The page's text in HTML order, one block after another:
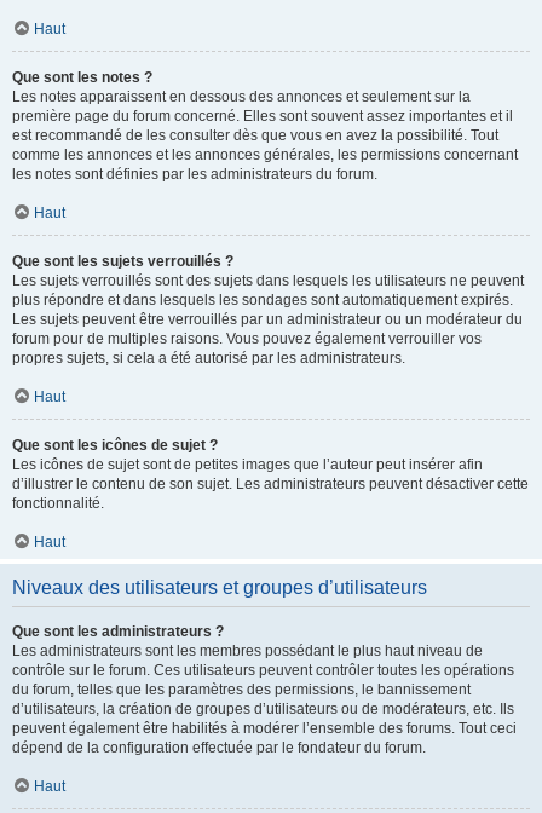
Haut
Que sont les notes ?
Les notes apparaissent en dessous des annonces et seulement sur la
première page du forum concerné. Elles sont souvent assez importantes et il
est recommandé de les consulter dès que vous en avez la possibilité. Tout
comme les annonces et les annonces générales, les permissions concernant
les notes sont définies par les administrateurs du forum.
Haut
Que sont les sujets verrouillés ?
Les sujets verrouillés sont des sujets dans lesquels les utilisateurs ne peuvent
plus répondre et dans lesquels les sondages sont automatiquement expirés.
Les sujets peuvent être verrouillés par un administrateur ou un modérateur du
forum pour de multiples raisons. Vous pouvez également verrouiller vos
propres sujets, si cela a été autorisé par les administrateurs.
Haut
Que sont les icônes de sujet ?
Les icônes de sujet sont de petites images que l’auteur peut insérer afin
d’illustrer le contenu de son sujet. Les administrateurs peuvent désactiver cette
fonctionnalité.
Haut
Niveaux des utilisateurs et groupes d’utilisateurs
Que sont les administrateurs ?
Les administrateurs sont les membres possédant le plus haut niveau de
contrôle sur le forum. Ces utilisateurs peuvent contrôler toutes les opérations
du forum, telles que les paramètres des permissions, le bannissement
d’utilisateurs, la création de groupes d’utilisateurs ou de modérateurs, etc. Ils
peuvent également être habilités à modérer l’ensemble des forums. Tout ceci
dépend de la configuration effectuée par le fondateur du forum.
Haut